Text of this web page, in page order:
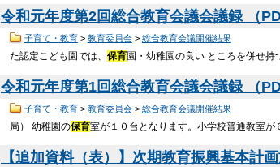
令和元年度第2回総合教育会議会議録 （
子育て・教育> 教育委員会> 総合教育会議開催結果
た認定こども園では、保育園・幼稚園の良い ところを併せ持
令和元年度第1回総合教育会議会議録 （
子育て・教育> 教育委員会> 総合教育会議開催結果
局） 幼稚園の保育室が１０台となります。小学校普通教室
【追加資料（表）】次期教育振興基本計